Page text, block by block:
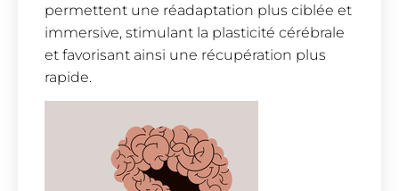
permettent une réadaptation plus ciblée et
immersive, stimulant la plasticité cérébrale
et favorisant ainsi une récupération plus
rapide.